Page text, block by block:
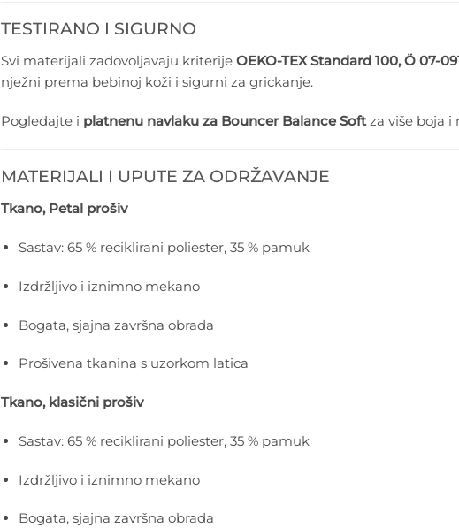
TESTIRANO I SIGURNO
Svi materijali zadovoljavaju kriterije OEKO-TEX Standard 100, Ö 07-
nježni prema bebinoj koži i sigurni za grickanje.
Pogledajte i platnenu navlaku za Bouncer Balance Softza više boja i
MATERIJALI I UPUTE ZA ODRŽAVANJE
Tkano, Petal prošiv
Sastav: 65 % reciklirani poliester, 35 % pamuk
Izdržljivo i iznimno mekano
Bogata, sjajna završna obrada
Prošivena tkanina s uzorkom latica
Tkano, klasični prošiv
Sastav: 65 % reciklirani poliester, 35 % pamuk
Izdržljivo i iznimno mekano
Bogata, sjajna završna obrada